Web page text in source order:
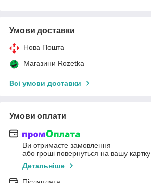
Умови доставки
Нова Пошта
Магазини Rozetka
Всі умови доставки
Умови оплати
Ви отримаєте замовлення
або гроші повернуться на вашу картку
Детальніше